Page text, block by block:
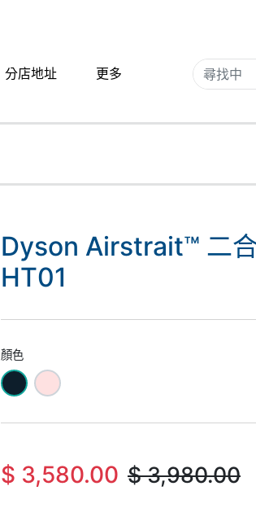
分店地址​ 更多
Dyson Airstrait™ 二
HT01
顏色
$ 3,580.00 $3,980.00